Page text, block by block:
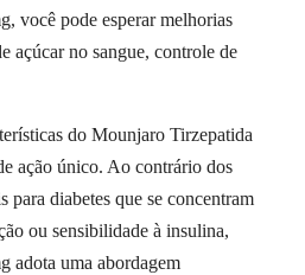
você pode esperar melhorias
açúcar no sangue, controle de
do Mounjaro Tirzepatida
ação único. Ao contrário dos
para diabetes que se concentram
ou sensibilidade à insulina,
adota uma abordagem